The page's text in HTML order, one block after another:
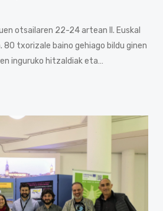
otsailaren 22-24 artean II. Euskal
80 txorizale baino gehiago bildu ginen
inguruko hitzaldiak eta…